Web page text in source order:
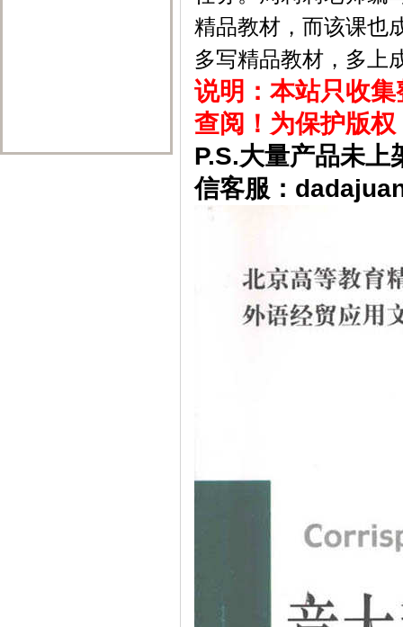
精品教材，而该课也
多写精品教材，多上
说明：本站只收
查阅！为保护版
P.S.大量产品未上
信客服：